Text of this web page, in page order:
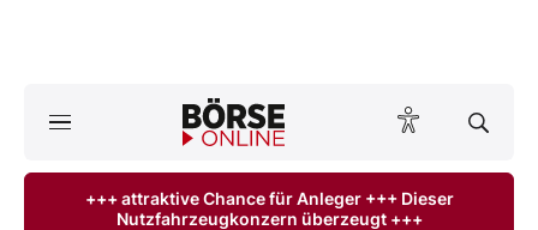
ktuelle Ausgabe BÖRSE ONLINE lesen
+++ attraktive Chance für Anleger +++ Dieser
Nutzfahrzeugkonzern überzeugt +++